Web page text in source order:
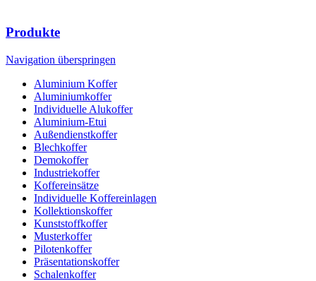
Produkte
Navigation überspringen
Aluminium Koffer
Aluminiumkoffer
Individuelle Alukoffer
Aluminium-Etui
Außendienstkoffer
Blechkoffer
Demokoffer
Industriekoffer
Koffereinsätze
Individuelle Koffereinlagen
Kollektionskoffer
Kunststoffkoffer
Musterkoffer
Pilotenkoffer
Präsentationskoffer
Schalenkoffer